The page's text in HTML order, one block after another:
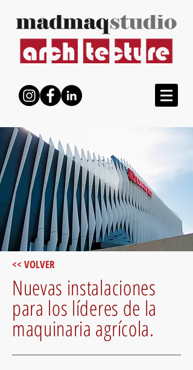
<< VOLVER
Nuevas instalaciones
para los líderes de la
maquinaria agrícola.